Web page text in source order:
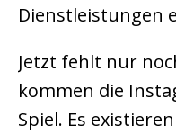
Dienstleistungen
Jetzt fehlt nur
kommen die
Spiel. Es